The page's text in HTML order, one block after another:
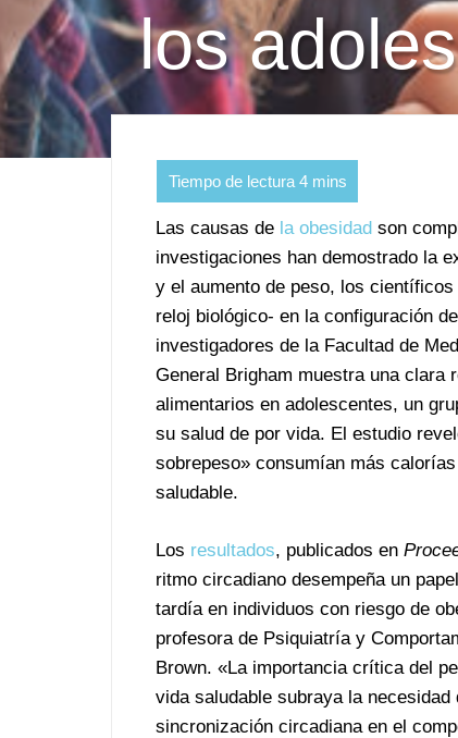
los
Las causas de la obesidad son
investigaciones han demostrado la
y el aumento de peso, los
reloj biológico- en la configuración
investigadores de la Facultad de
General Brigham muestra una clara
alimentarios en adolescentes, un
su salud de por vida. El estudio
sobrepeso» consumían más
saludable.
Los resultados, publicados en
ritmo circadiano desempeña un
tardía en individuos con riesgo de
profesora de Psiquiatría y
Brown. «La importancia crítica del
vida saludable subraya la
sincronización circadiana en el